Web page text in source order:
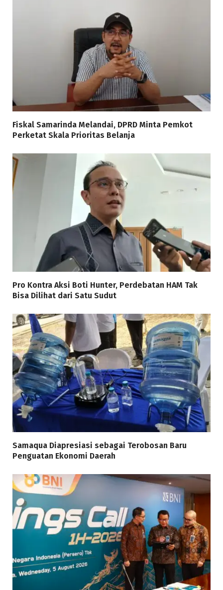
Fiskal Samarinda Melandai, DPRD Minta Pemkot
Perketat Skala Prioritas Belanja
Pro Kontra Aksi Boti Hunter, Perdebatan HAM Tak
Bisa Dilihat dari Satu Sudut
Samaqua Diapresiasi sebagai Terobosan Baru
Penguatan Ekonomi Daerah